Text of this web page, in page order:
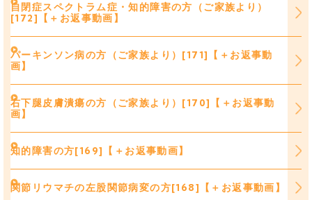
自閉症スペクトラム症・知的障害の方（ご家族より）
[172]【＋お返事動画】
パーキンソン病の方（ご家族より）[171]【＋お返事動
画】
右下腿皮膚潰瘍の方（ご家族より）[170]【＋お返事動
画】
知的障害の方[169]【＋お返事動画】
関節リウマチの左股関節病変の方[168]【＋お返事動画】